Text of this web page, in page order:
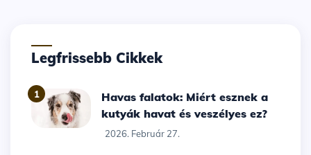
Legfrissebb Cikkek
1
Havas falatok: Miért esznek a
kutyák havat és veszélyes ez?
2026. Február 27.